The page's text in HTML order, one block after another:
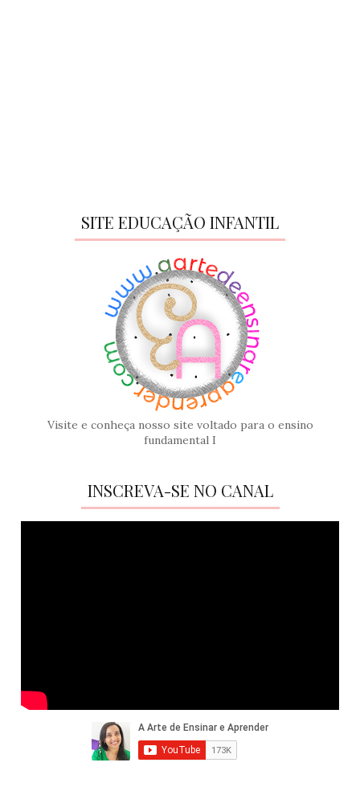
SITE EDUCAÇÃO INFANTIL
Visite e conheça nosso site voltado para o ensino
fundamental I
INSCREVA-SE NO CANAL